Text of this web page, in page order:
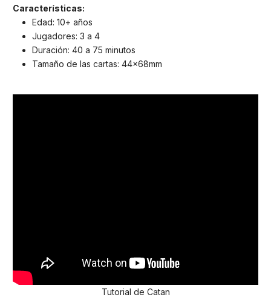
Características:
Edad: 10+ años
Jugadores: 3 a 4
Duración: 40 a 75 minutos
Tamaño de las cartas: 44x68mm
Tutorial de Catan